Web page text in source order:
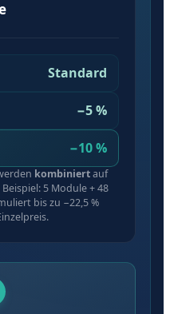
Standard
−5 %
−10 %
kombiniertauf
5 Module + 48
bis zu −22,5 %